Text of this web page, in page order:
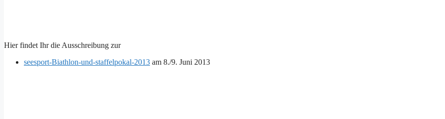
Hier findet Ihr die Ausschreibung zur
seesport-Biathlon-und-staffelpokal-2013 am 8./9. Juni 2013